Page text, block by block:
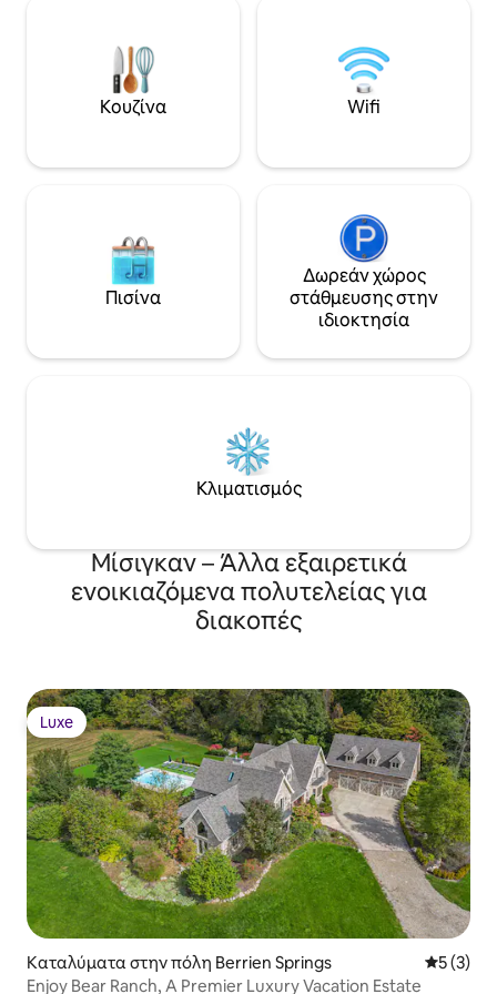
Κουζίνα Wifi
Πισίνα
Δωρεάν χώρος
στάθμευσης στην
ιδιοκτησία
Κλιματισμός
Μίσιγκαν – Άλλα εξαιρετικά
ενοικιαζόμενα πολυτελείας για
διακοπές
Luxe
Luxe
Καταλύματα στην πόλη Berrien Springs Μέση
5 (3)
Enjoy Bear Ranch, A Premier Luxury Vacation Estate